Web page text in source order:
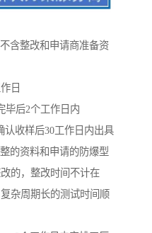
含整改和申请商准备资
日
毕后2个工作日内
认收样后30工作日内出具
的资料和申请的防爆型
的，整改时间不计在
杂周期长的测试时间顺